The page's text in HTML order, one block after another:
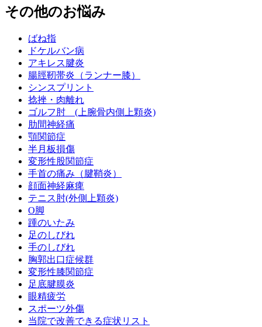
その他のお悩み
ばね指
ドケルバン病
アキレス腱炎
腸脛靭帯炎（ランナー膝）
シンスプリント
捻挫・肉離れ
ゴルフ肘 (上腕骨内側上顆炎)
肋間神経痛
顎関節症
半月板損傷
変形性股関節症
手首の痛み（腱鞘炎）
顔面神経麻痺
テニス肘(外側上顆炎)
O脚
踵のいたみ
足のしびれ
手のしびれ
胸郭出口症候群
変形性膝関節症
足底腱膜炎
眼精疲労
スポーツ外傷
当院で改善できる症状リスト